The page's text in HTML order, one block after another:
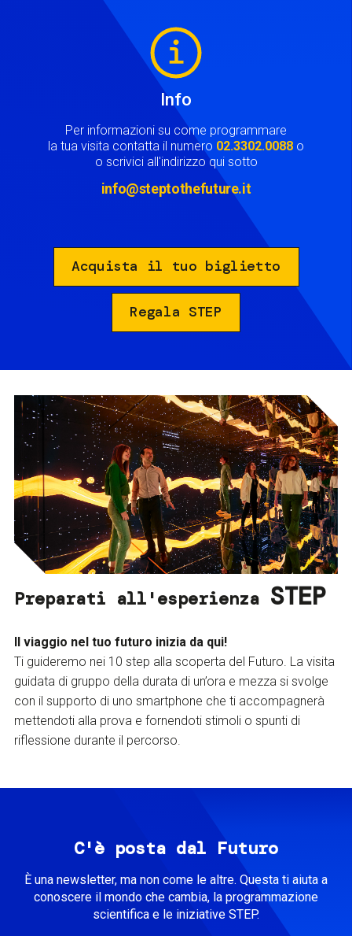
Info
Per informazioni su come programmare
la tua visita contatta il numero 02.3302.0088 o
o scrivici all'indirizzo qui sotto
info@steptothefuture.it
Acquista il tuo biglietto
Regala STEP
Preparati all'esperienza STEP
Il viaggio nel tuo futuro inizia da qui!
Ti guideremo nei 10 step alla scoperta del Futuro. La visita
guidata di gruppo della durata di un’ora e mezza si svolge
con il supporto di uno smartphone che ti accompagnerà
mettendoti alla prova e fornendoti stimoli o spunti di
riflessione durante il percorso.
C'è posta dal Futuro
È una newsletter, ma non come le altre. Questa ti aiuta a
conoscere il mondo che cambia, la programmazione
scientifica e le iniziative STEP.